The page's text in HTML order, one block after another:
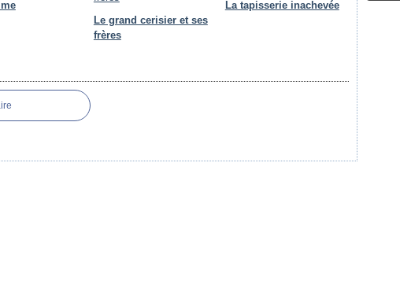
Le grand cerisier et ses
frères
La tapisserie inachevée